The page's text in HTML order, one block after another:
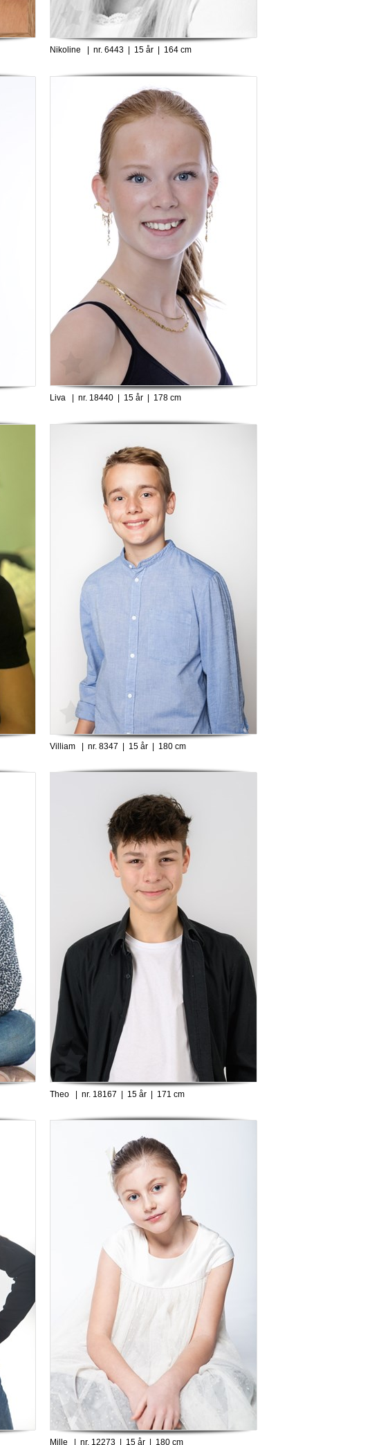
Nikoline | nr. 6443 | 15 år | 164 cm
Liva | nr. 18440 | 15 år | 178 cm
Villiam | nr. 8347 | 15 år | 180 cm
Theo | nr. 18167 | 15 år | 171 cm
Mille | nr. 12273 | 15 år | 180 cm